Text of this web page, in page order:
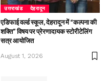
उत्तराखंड देहरादून
एडिफाई वर्ल्ड स्कूल, देहरादून में “कल्पना की
शक्ति” विषय पर प्रेरणादायक स्टोरीटेलिंग
सत्र आयोजित
August 1, 2026